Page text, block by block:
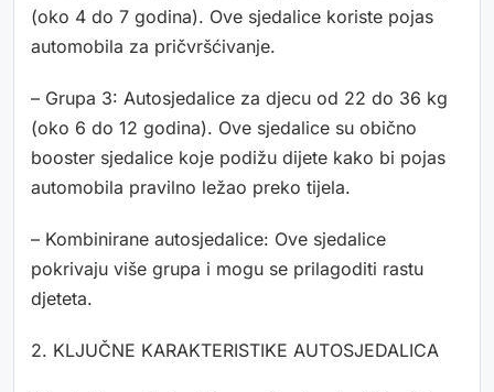
(oko 4 do 7 godina). Ove sjedalice koriste pojas
automobila za pričvršćivanje.
– Grupa 3: Autosjedalice za djecu od 22 do 36 kg
(oko 6 do 12 godina). Ove sjedalice su obično
booster sjedalice koje podižu dijete kako bi pojas
automobila pravilno ležao preko tijela.
– Kombinirane autosjedalice: Ove sjedalice
pokrivaju više grupa i mogu se prilagoditi rastu
djeteta.
2. KLJUČNE KARAKTERISTIKE AUTOSJEDALICA